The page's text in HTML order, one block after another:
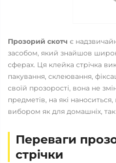
Прозорий скотч є
засобом, який знайшов
сферах. Ця клейка стрічка
пакування, склеювання,
своїй прозорості, вона не
предметів, на які
вибором як для домашніх,
Переваги
стрічки